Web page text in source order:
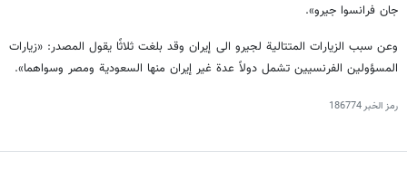
جان فرانسوا جیرو».
وعن سبب الزیارات المتتالیة لجیرو الی إیران وقد بلغت ثلاثًا یقول المصدر: «زیارات
المسؤولین الفرنسیین تشمل دولاً عدة غیر إیران منها السعودیة ومصر وسواهما».
رمز الخبر186774